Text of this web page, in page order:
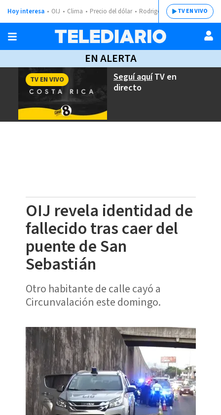
Hoy interesa OIJ Clima Precio del dólar Rodrigo ChavesTV EN VIVO
EN ALERTA
Seguí aquíTV en
directo
TV EN VIVO
OIJ revela identidad de
fallecido tras caer del
puente de San
Sebastián
Otro habitante de calle cayó a
Circunvalación este domingo.